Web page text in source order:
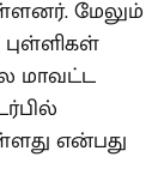
மேலும்
மாவட்ட
என்பது